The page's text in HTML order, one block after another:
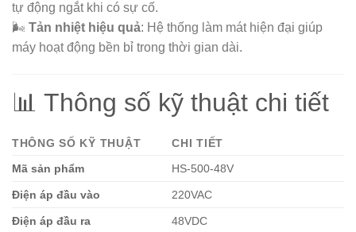
tự động ngắt khi có sự cố.
🌬️ Tản nhiệt hiệu quả: Hệ thống làm mát hiện đại giúp
máy hoạt động bền bỉ trong thời gian dài.
📊 Thông số kỹ thuật chi tiết
THÔNG SỐ KỸ THUẬT
CHI TIẾT
Mã sản phẩm
HS-500-48V
Điện áp đầu vào 220VAC
Điện áp đầu ra 48VDC